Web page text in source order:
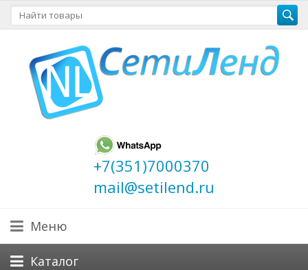
+7(351)7000370
mail@setilend.ru
Меню
Каталог